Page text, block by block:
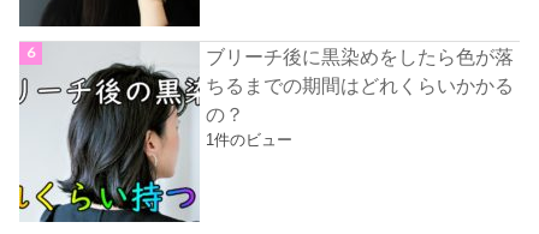
ブリーチ後に黒染めをしたら色が落
ちるまでの期間はどれくらいかかる
の？
1件のビュー